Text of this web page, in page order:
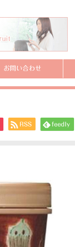
お問い合わせ
RSS feedly